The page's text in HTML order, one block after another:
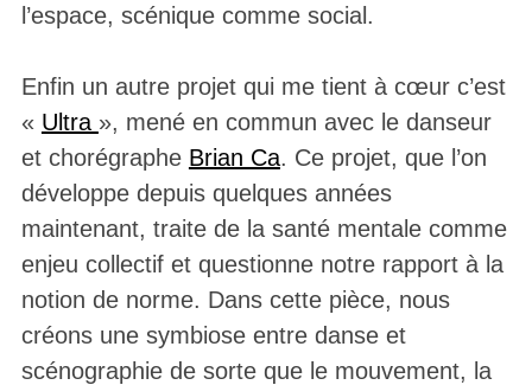
l’espace, scénique comme social.
Enfin un autre projet qui me tient à cœur c’est
« Ultra », mené en commun avec le danseur
et chorégraphe Brian Ca. Ce projet, que l’on
développe depuis quelques années
maintenant, traite de la santé mentale comme
enjeu collectif et questionne notre rapport à la
notion de norme. Dans cette pièce, nous
créons une symbiose entre danse et
scénographie de sorte que le mouvement, la